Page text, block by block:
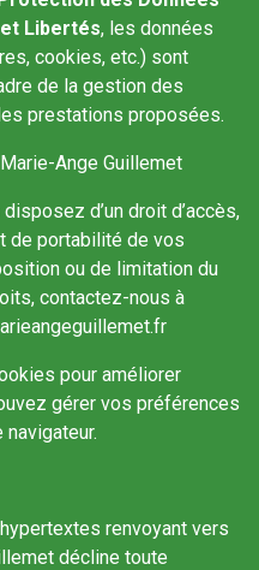
Libertés, les données
cookies, etc.) sont
de la gestion des
prestations proposées.
Marie-Ange Guillemet
d’un droit d’accès,
de portabilité de vos
ou de limitation du
contactez-nous à
pour améliorer
gérer vos préférences
renvoyant vers
décline toute